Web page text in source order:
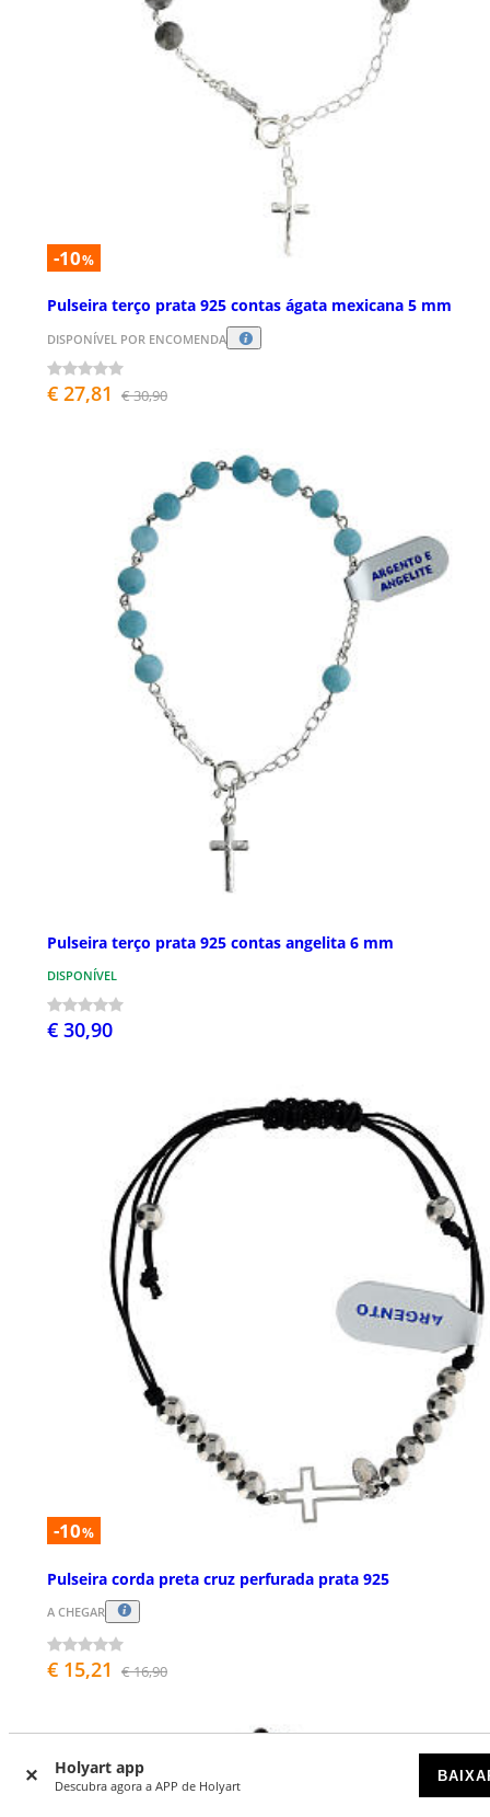
Holyart app
Descubra agora a APP de Holyart
-10%
Pulseira terço prata 925 contas ágata mexicana 5 mm
DISPONÍVEL POR ENCOMENDA
€ 27,81 € 30,90
Pulseira terço prata 925 contas angelita 6 mm
DISPONÍVEL
€ 30,90
-10%
Pulseira corda preta cruz perfurada prata 925
A CHEGAR
€ 15,21 € 16,90